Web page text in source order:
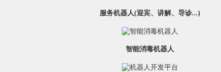
服务机器人(迎宾、讲解、导诊...)
智能消毒机器人